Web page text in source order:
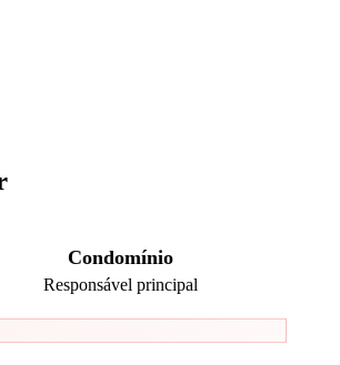
Condomínio
Responsável principal